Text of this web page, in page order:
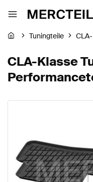
Tuningteile
CLA-Klasse